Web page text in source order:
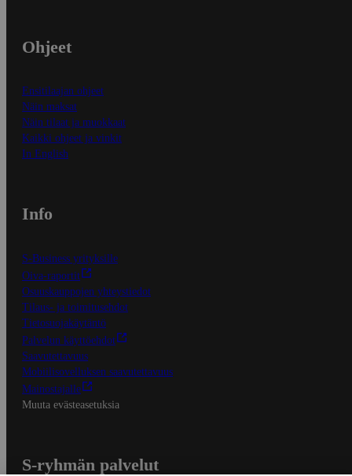
Ohjeet
Ensitilaajan ohjeet
Näin maksat
Näin tilaat ja muokkaat
Kaikki ohjeet ja vinkit
In English
Info
S-Business yrityksille
Oiva-raportit
Osuuskauppojen yhteystiedot
Tilaus- ja toimitusehdot
Tietosuojakäytäntö
Palvelun käyttöehdot
Saavutettavuus
Mobiilisovelluksen saavutettavuus
Mainostajalle
Muuta evästeasetuksia
S-ryhmän palvelut